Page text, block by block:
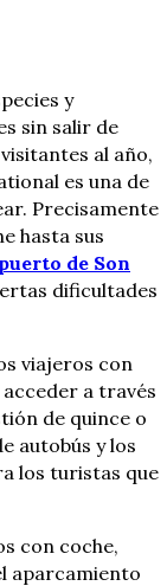
y
sin salir de
al año,
es una de
Precisamente
hasta sus
de Son
dificultades
viajeros con
a través
de quince o
autobús y los
los turistas que
con coche,
aparcamiento